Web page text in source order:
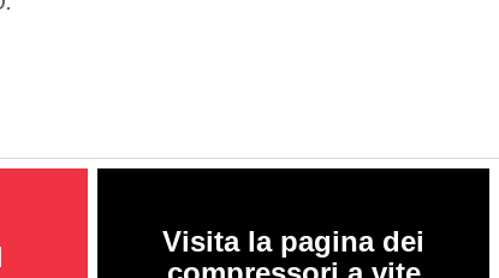
Visita la pagina dei